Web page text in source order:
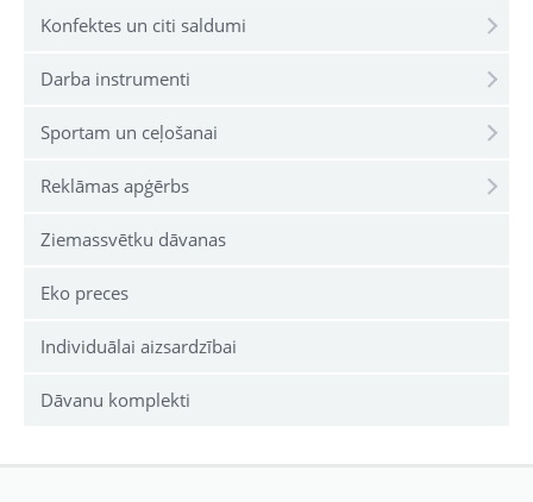
Konfektes un citi saldumi
Darba instrumenti
Sportam un ceļošanai
Reklāmas apģērbs
Ziemassvētku dāvanas
Eko preces
Individuālai aizsardzībai
Dāvanu komplekti